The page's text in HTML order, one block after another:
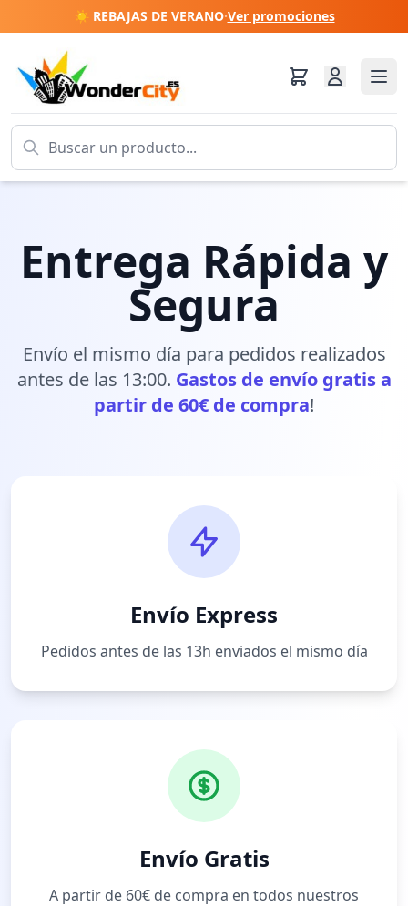
☀️ REBAJAS DE VERANO·Ver promociones
Entrega Rápida y
Segura
Envío el mismo día para pedidos realizados
antes de las 13:00. Gastos de envío gratis a
partir de 60€ de compra!
Envío Express
Pedidos antes de las 13h enviados el mismo día
Envío Gratis
A partir de 60€ de compra en todos nuestros